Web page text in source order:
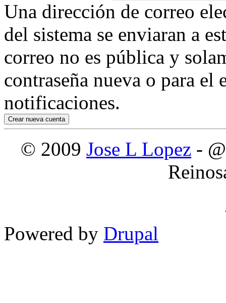
Una dirección de correo
del sistema se enviaran a
correo no es pública y
contraseña nueva o para
notificaciones.
© 2009 Jose L Lopez -
Powered by Drupal